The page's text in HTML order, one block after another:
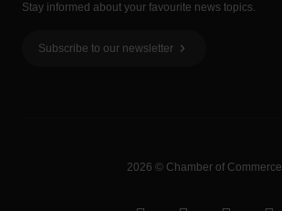
Stay informed about your favourite news topics.
Subscribe to our newsletter
2026 © Chamber of Commerce